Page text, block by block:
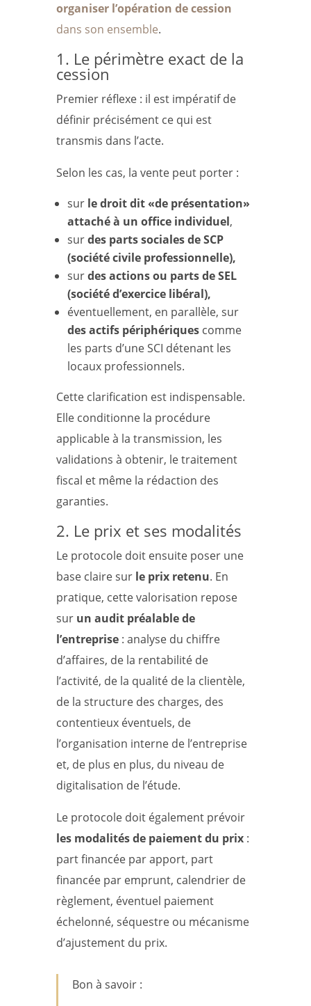
organiser l’opération de cession
dans son ensemble.
1. Le périmètre exact de la
cession
Premier réflexe : il est impératif de
définir précisément ce qui est
transmis dans l’acte.
Selon les cas, la vente peut porter :
sur le droit dit «de présentation»
attaché à un office individuel,
surdes parts sociales de SCP
(société civile professionnelle),
surdes actions ou parts de SEL
(société d’exercice libéral),
éventuellement, en parallèle, sur
des actifs périphériquescomme
les parts d’une SCI détenant les
locaux professionnels.
Cette clarification est indispensable.
Elle conditionne la procédure
applicable à la transmission, les
validations à obtenir, le traitement
fiscal et même la rédaction des
garanties.
2. Le prix et ses modalités
Le protocole doit ensuite poser une
base claire sur le prix retenu. En
pratique, cette valorisation repose
sur un audit préalable de
l’entreprise : analyse du chiffre
d’affaires, de la rentabilité de
l’activité, de la qualité de la clientèle,
de la structure des charges, des
contentieux éventuels, de
l’organisation interne de l’entreprise
et, de plus en plus, du niveau de
digitalisation de l’étude.
Le protocole doit également prévoir
les modalités de paiement du prix :
part financée par apport, part
financée par emprunt, calendrier de
règlement, éventuel paiement
échelonné, séquestre ou mécanisme
d’ajustement du prix.
Bon à savoir :